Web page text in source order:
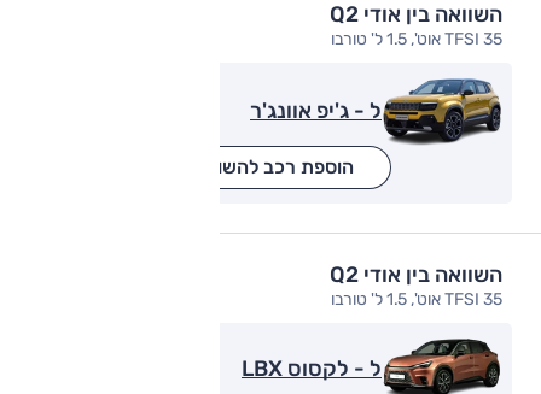
השוואה בין אודי Q2
35 TFSI אוט', 1.5 ל' טורבו
ל - ג'יפ אוונג'ר
הוספת רכב להשוואה
השוואה בין אודי Q2
35 TFSI אוט', 1.5 ל' טורבו
ל - לקסוס LBX